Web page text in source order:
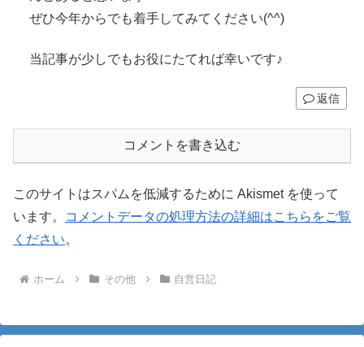
ぜひ今年からでも着手してみてください(^^)
当記事が少しでもお役にたてれば幸いです♪
返信
コメントを書き込む
このサイトはスパムを低減するために Akismet を使って
います。
コメントデータの処理方法の詳細はこちらをご覧
ください。
ホーム その他 自営日記